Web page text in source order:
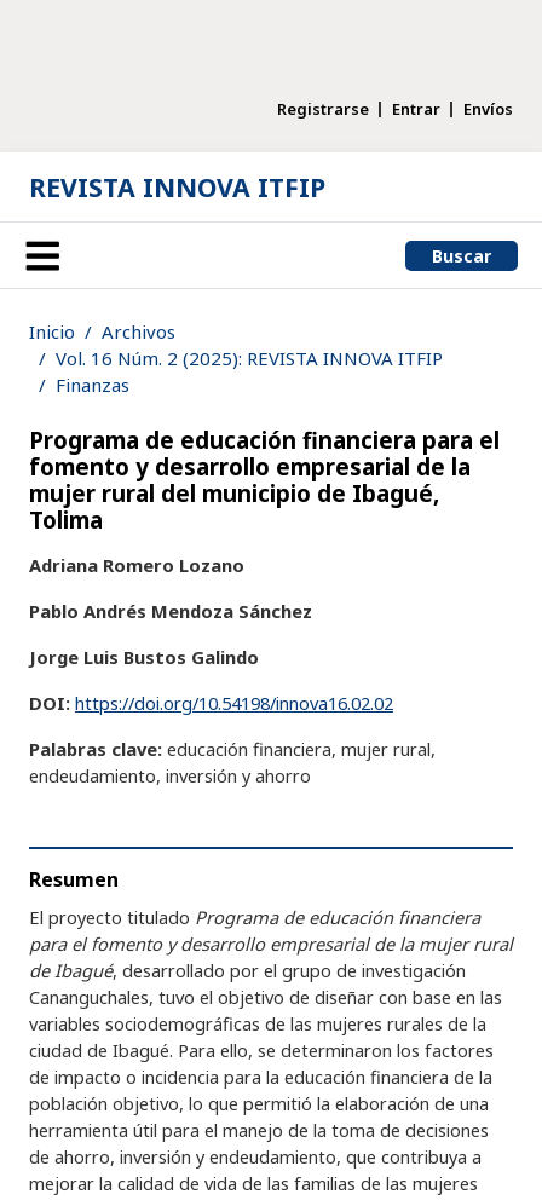
Registrarse Entrar Envíos
REVISTA INNOVA ITFIP
Buscar
Inicio
Archivos
Vol. 16 Núm. 2 (2025): REVISTA INNOVA ITFIP
Finanzas
Programa de educación financiera para el
fomento y desarrollo empresarial de la
mujer rural del municipio de Ibagué,
Tolima
Adriana Romero Lozano
Pablo Andrés Mendoza Sánchez
Jorge Luis Bustos Galindo
DOI: https://doi.org/10.54198/innova16.02.02
Palabras clave: educación financiera, mujer rural,
endeudamiento, inversión y ahorro
Resumen
El proyecto titulado Programa de educación financiera
para el fomento y desarrollo empresarial de la mujer rural
de Ibagué, desarrollado por el grupo de investigación
Cananguchales, tuvo el objetivo de diseñar con base en las
variables sociodemográficas de las mujeres rurales de la
ciudad de Ibagué. Para ello, se determinaron los factores
de impacto o incidencia para la educación financiera de la
población objetivo, lo que permitió la elaboración de una
herramienta útil para el manejo de la toma de decisiones
de ahorro, inversión y endeudamiento, que contribuya a
mejorar la calidad de vida de las familias de las mujeres